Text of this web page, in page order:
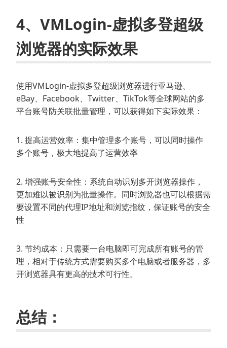
4、VMLogin-虚拟多登超级
浏览器的实际效果
使用VMLogin-虚拟多登超级浏览器进行亚马逊、
eBay、Facebook、Twitter、TikTok等全球网站的多
平台账号防关联批量管理，可以获得如下实际效果：
1. 提高运营效率：集中管理多个账号，可以同时操作
多个账号，极大地提高了运营效率
2. 增强账号安全性：系统自动识别多开浏览器操作，
更加难以被识别为批量操作。同时浏览器也可以根据需
要设置不同的代理IP地址和浏览指纹，保证账号的安全
性
3. 节约成本：只需要一台电脑即可完成所有账号的管
理，相对于传统方式需要购买多个电脑或者服务器，多
开浏览器具有更高的技术可行性。
总结：